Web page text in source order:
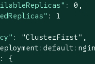
: 0 ,
: 1
: "ClusterFirst" ,
: {